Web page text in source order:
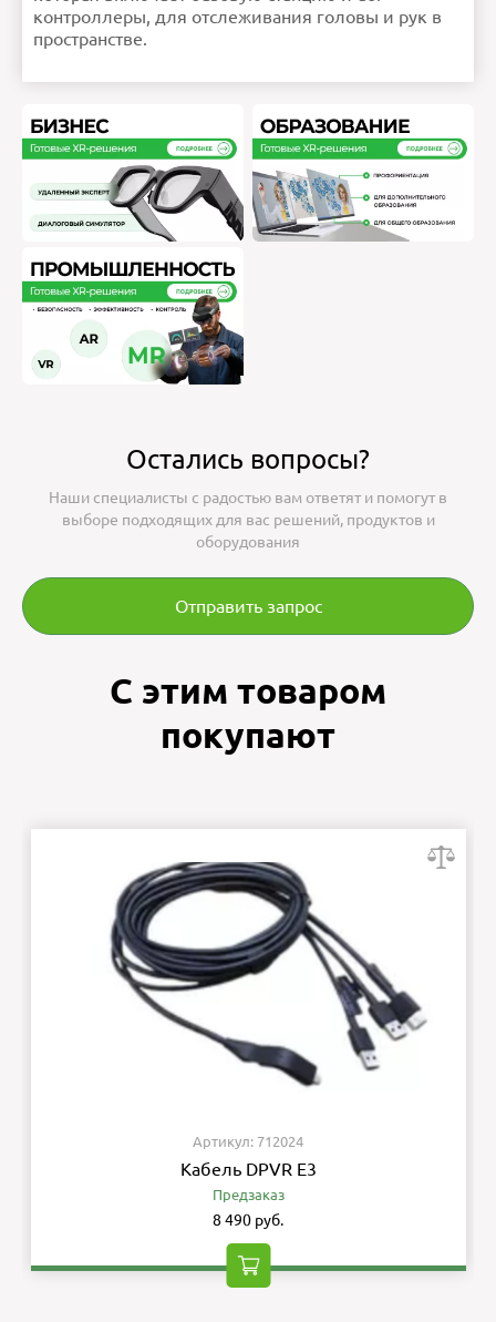
контроллеры, для отслеживания головы и рук в
пространстве.
Остались вопросы?
Наши специалисты с радостью вам ответят и помогут в
выборе подходящих для вас решений, продуктов и
оборудования
Отправить запрос
С этим товаром
покупают
Артикул: 712024
Кабель DPVR E3
Предзаказ
8 490 руб.